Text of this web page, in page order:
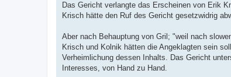
Das Gericht verlangte das Erscheinen von Erik
Krisch hätte den Ruf des Gericht gesetzwidrig
Aber nach Behauptung von Gril; "weil nach
Krisch und Kolnik hätten die Angeklagten sein
Verheimlichung dessen Inhalts. Das Gericht
Interesses, von Hand zu Hand.